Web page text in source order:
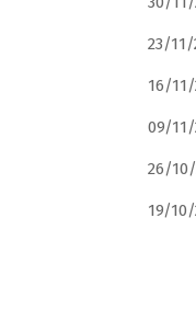
23/11/
16/
09/11/
26/
19/